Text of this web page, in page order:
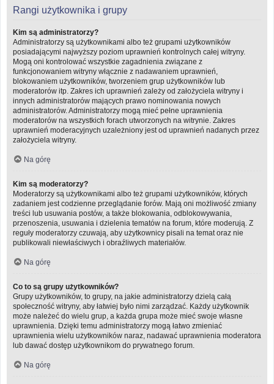
Rangi użytkownika i grupy
Kim są administratorzy?
Administratorzy są użytkownikami albo też grupami użytkowników
posiadającymi najwyższy poziom uprawnień kontrolnych całej witryny.
Mogą oni kontrolować wszystkie zagadnienia związane z
funkcjonowaniem witryny włącznie z nadawaniem uprawnień,
blokowaniem użytkowników, tworzeniem grup użytkowników lub
moderatorów itp. Zakres ich uprawnień zależy od założyciela witryny i
innych administratorów mających prawo nominowania nowych
administratorów. Administratorzy mogą mieć pełne uprawnienia
moderatorów na wszystkich forach utworzonych na witrynie. Zakres
uprawnień moderacyjnych uzależniony jest od uprawnień nadanych przez
założyciela witryny.
Na górę
Kim są moderatorzy?
Moderatorzy są użytkownikami albo też grupami użytkowników, których
zadaniem jest codzienne przeglądanie forów. Mają oni możliwość zmiany
treści lub usuwania postów, a także blokowania, odblokowywania,
przenoszenia, usuwania i dzielenia tematów na forum, które moderują. Z
reguły moderatorzy czuwają, aby użytkownicy pisali na temat oraz nie
publikowali niewłaściwych i obraźliwych materiałów.
Na górę
Co to są grupy użytkowników?
Grupy użytkowników, to grupy, na jakie administratorzy dzielą całą
społeczność witryny, aby łatwiej było nimi zarządzać. Każdy użytkownik
może należeć do wielu grup, a każda grupa może mieć swoje własne
uprawnienia. Dzięki temu administratorzy mogą łatwo zmieniać
uprawnienia wielu użytkowników naraz, nadawać uprawnienia moderatora
lub dawać dostęp użytkownikom do prywatnego forum.
Na górę